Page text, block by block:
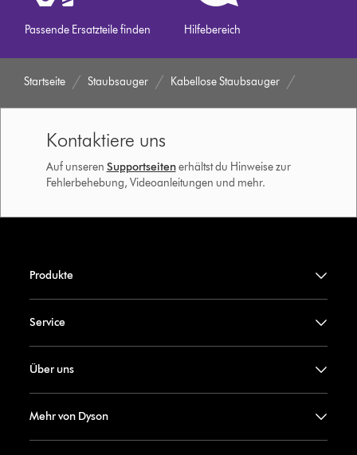
Passende Ersatzteile finden Hilfebereich
Startseite Staubsauger Kabellose Staubsauger
Kontaktiere uns
Auf unseren Supportseiten erhältst du Hinweise zur
Fehlerbehebung, Videoanleitungen und mehr.
Produkte
Service
Über uns
Mehr von Dyson